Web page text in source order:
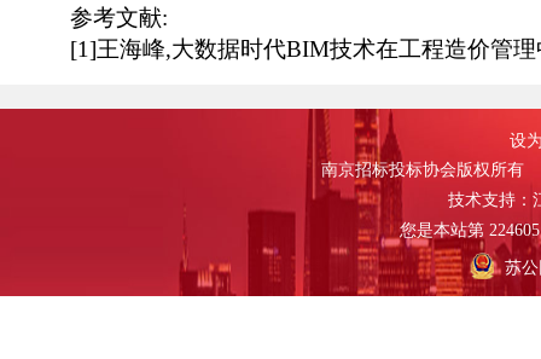
参考文献:
[1]王海峰,大数据时代BIM技术在工程造价管
设
南京招标投标协会版权所有
技术支持：
您是本站第
苏公